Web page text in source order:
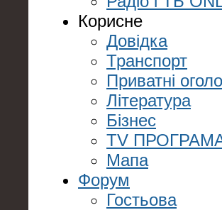
Корисне
Довідка
Транспорт
Приватні
Література
Бізнес
TV
Мапа
Форум
Гостьова